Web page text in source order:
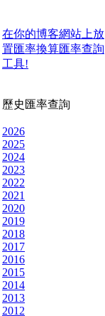
在你的博客網站上放
置匯率換算匯率查詢
工具!
歷史匯率查詢
2026
2025
2024
2023
2022
2021
2020
2019
2018
2017
2016
2015
2014
2013
2012